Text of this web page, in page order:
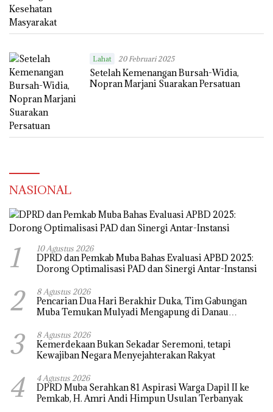
Lahat 20 Februari 2025
Setelah Kemenangan Bursah-Widia,
Nopran Marjani Suarakan Persatuan
NASIONAL
1 10 Agustus 2026
DPRD dan Pemkab Muba Bahas Evaluasi APBD 2025:
Dorong Optimalisasi PAD dan Sinergi Antar-Instansi
2 8 Agustus 2026
Pencarian Dua Hari Berakhir Duka, Tim Gabungan
Muba Temukan Mulyadi Mengapung di Danau
3 8 Agustus 2026
Kemerdekaan Bukan Sekadar Seremoni, tetapi
Kewajiban Negara Menyejahterakan Rakyat
4 4 Agustus 2026
DPRD Muba Serahkan 81 Aspirasi Warga Dapil II ke
Pemkab, H. Amri Andi Himpun Usulan Terbanyak